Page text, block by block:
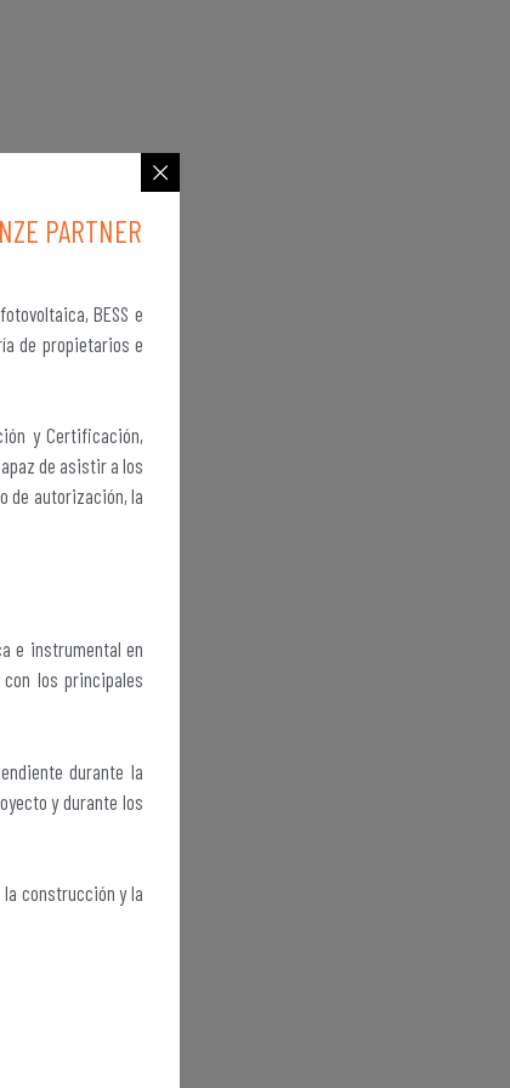
PARTNER
BESS e
de propietarios e
y Certificación,
de asistir a los
de autorización, la
e instrumental en
los principales
durante la
y durante los
construcción y la